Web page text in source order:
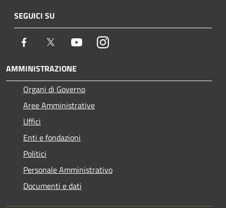
SEGUICI SU
Facebook Twitter YoutubeInstagram
AMMINISTRAZIONE
Organi di Governo
Aree Amministrative
Uffici
Enti e fondazioni
Politici
Personale Amministrativo
Documenti e dati